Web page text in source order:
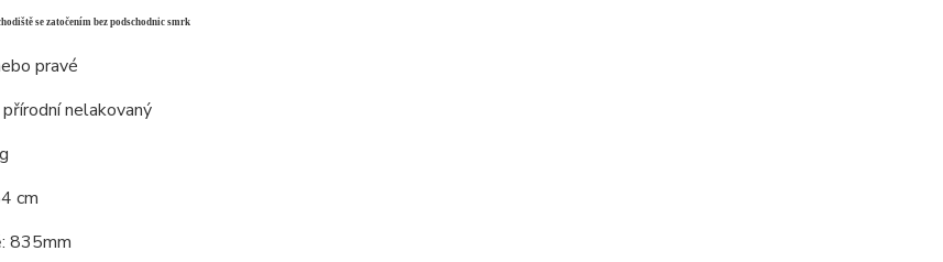
se zatočením bez podschodnic smrk
pravé
nelakovaný
cm
835mm